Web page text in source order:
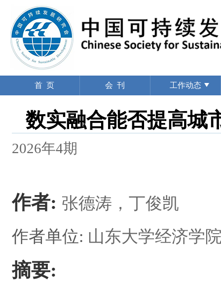
首 页 会 刊 工作动态
数实融合能否提高城
2026年4期
作者: 张德涛，丁俊凯
作者单位: 山东大学经济学
摘要: